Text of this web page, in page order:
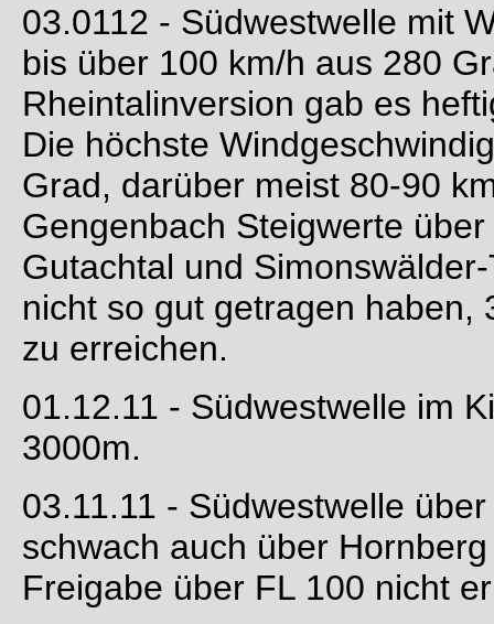
03.0112 - Südwestwelle mit
bis über 100 km/h aus 280
Rheintalinversion gab es
Die höchste
Grad, darüber meist 80-90
Gengenbach Steigwerte
Gutachtal und
nicht so gut getragen haben,
zu erreichen.
01.12.11 - Südwestwelle im
3000m.
03.11.11 - Südwestwelle
schwach auch über
Freigabe über FL 100 nicht